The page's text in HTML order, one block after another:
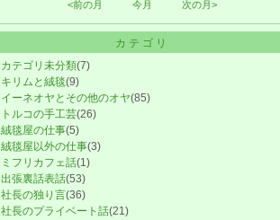
<前の月 今月 次の月>
カテゴリ
カテゴリ未分類(7)
キリムと絨毯(9)
イーネオヤとその他のオヤ(85)
トルコの手工芸(26)
絨毯屋の仕事(5)
絨毯屋以外の仕事(3)
ミフリカフェ話(1)
出張裏話表話(53)
社長の独り言(36)
社長のプライベート話(21)